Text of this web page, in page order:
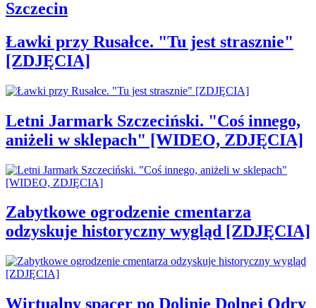
Szczecin
Ławki przy Rusałce. "Tu jest strasznie"
[ZDJĘCIA]
Letni Jarmark Szczeciński. "Coś innego,
aniżeli w sklepach" [WIDEO, ZDJĘCIA]
Zabytkowe ogrodzenie cmentarza
odzyskuje historyczny wygląd [ZDJĘCIA]
Wirtualny spacer po Dolinie Dolnej Odry